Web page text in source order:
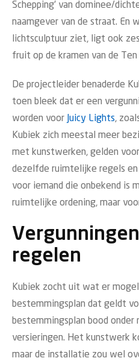
Schepping’ van dominee/
naamgever van de straat. En
lichtsculptuur ziet, ligt ook
fruit op de kramen van de
De projectleider benaderde
toen bleek dat er een
worden voor Juicy Lights,
Kubiek zich meestal meer
met kunstwerken, gelden
dezelfde ruimtelijke regels en
voor iemand die onbekend is
ruimtelijke ordening, maar
regelen
Kubiek zocht uit wat er
bestemmingsplan dat geldt
bestemmingsplan bood
versieringen. Het kunstwerk
maar de installatie zou wel